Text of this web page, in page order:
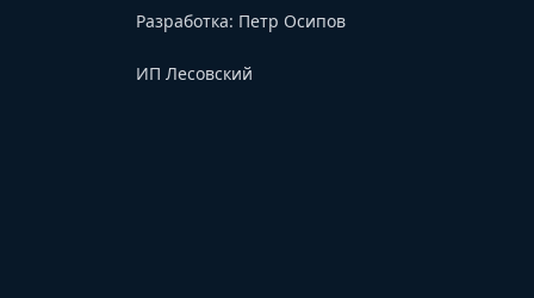
Разработка: Петр Осипов
ИП Лесовский